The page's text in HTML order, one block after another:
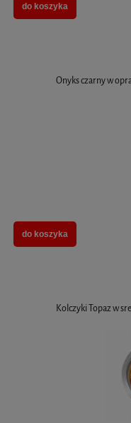
do koszyka
Onyks czarny w
do koszyka
Kolczyki Topaz w